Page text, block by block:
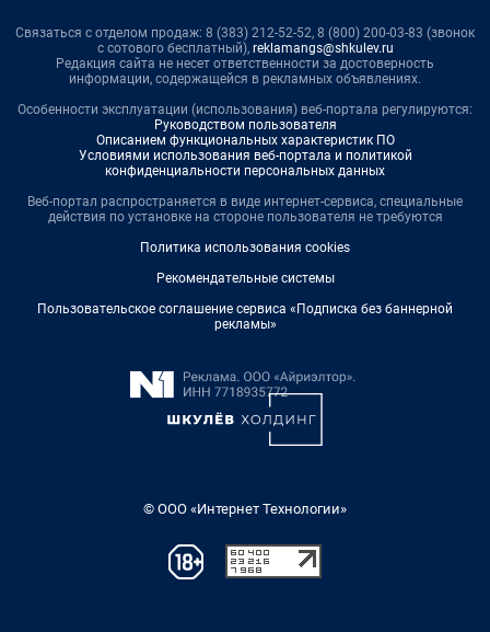
Связаться с отделом продаж: 8 (383) 212-52-52, 8 (800) 200-03-83 (звонок
с сотового бесплатный), reklamangs@shkulev.ru
Редакция сайта не несет ответственности за достоверность
информации, содержащейся в рекламных объявлениях.
Особенности эксплуатации (использования) веб-портала регулируются:
Руководством пользователя
Описанием функциональных характеристик ПО
Условиями использования веб-портала и политикой
конфиденциальности персональных данных
Веб-портал распространяется в виде интернет-сервиса, специальные
действия по установке на стороне пользователя не требуются
Политика использования cookies
Рекомендательные системы
Пользовательское соглашение сервиса «Подписка без баннерной
рекламы»
© ООО «Интернет Технологии»